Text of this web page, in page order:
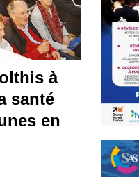
à
santé
en